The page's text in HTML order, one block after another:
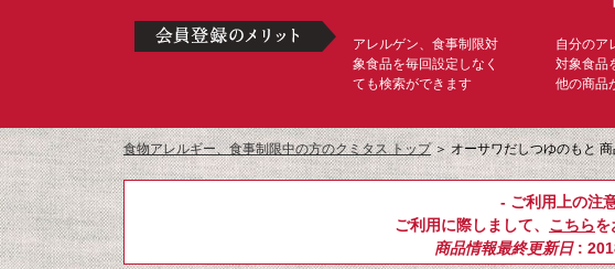
アレルゲン、食事制限対
象食品を毎回設定しなく
ても検索ができます
自分のア
対象食品
他の商品
食物アレルギー、食事制限中の方のクミタス トップ＞オーサワだしつゆのもと
- ご利用上の注
ご利用に際しまして、 こちらを
商品情報最終更新日: